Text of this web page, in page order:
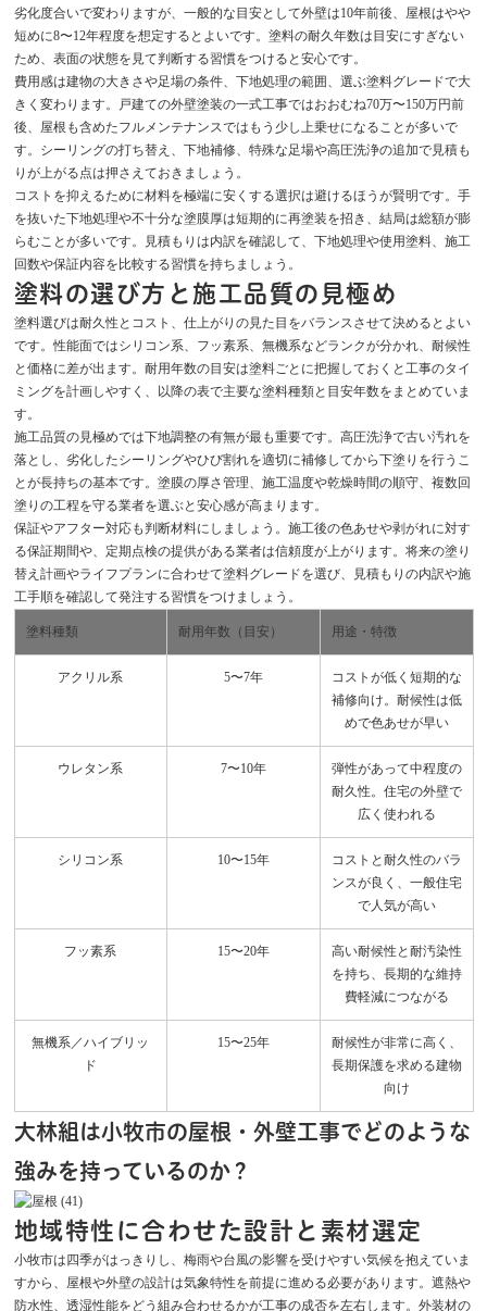
劣化度合いで変わりますが、一般的な目安として外壁は10年前後、屋根はやや
短めに8〜12年程度を想定するとよいです。塗料の耐久年数は目安にすぎない
ため、表面の状態を見て判断する習慣をつけると安心です。
費用感は建物の大きさや足場の条件、下地処理の範囲、選ぶ塗料グレードで大
きく変わります。戸建ての外壁塗装の一式工事ではおおむね70万〜150万円前
後、屋根も含めたフルメンテナンスではもう少し上乗せになることが多いで
す。シーリングの打ち替え、下地補修、特殊な足場や高圧洗浄の追加で見積も
りが上がる点は押さえておきましょう。
コストを抑えるために材料を極端に安くする選択は避けるほうが賢明です。手
を抜いた下地処理や不十分な塗膜厚は短期的に再塗装を招き、結局は総額が膨
らむことが多いです。見積もりは内訳を確認して、下地処理や使用塗料、施工
回数や保証内容を比較する習慣を持ちましょう。
塗料の選び方と施工品質の見極め
塗料選びは耐久性とコスト、仕上がりの見た目をバランスさせて決めるとよい
です。性能面ではシリコン系、フッ素系、無機系などランクが分かれ、耐候性
と価格に差が出ます。耐用年数の目安は塗料ごとに把握しておくと工事のタイ
ミングを計画しやすく、以降の表で主要な塗料種類と目安年数をまとめていま
す。
施工品質の見極めでは下地調整の有無が最も重要です。高圧洗浄で古い汚れを
落とし、劣化したシーリングやひび割れを適切に補修してから下塗りを行うこ
とが長持ちの基本です。塗膜の厚さ管理、施工温度や乾燥時間の順守、複数回
塗りの工程を守る業者を選ぶと安心感が高まります。
保証やアフター対応も判断材料にしましょう。施工後の色あせや剥がれに対す
る保証期間や、定期点検の提供がある業者は信頼度が上がります。将来の塗り
替え計画やライフプランに合わせて塗料グレードを選び、見積もりの内訳や施
工手順を確認して発注する習慣をつけましょう。
塗料種類 耐用年数（目安） 用途・特徴
アクリル系 5〜7年
コストが低く短期的な
補修向け。耐候性は低
めで色あせが早い
ウレタン系 7〜10年
弾性があって中程度の
耐久性。住宅の外壁で
広く使われる
シリコン系 10〜15年
コストと耐久性のバラ
ンスが良く、一般住宅
で人気が高い
フッ素系 15〜20年
高い耐候性と耐汚染性
を持ち、長期的な維持
費軽減につながる
無機系／ハイブリッ
ド
15〜25年
耐候性が非常に高く、
長期保護を求める建物
向け
大林組は小牧市の屋根・外壁工事でどのような
強みを持っているのか？
地域特性に合わせた設計と素材選定
小牧市は四季がはっきりし、梅雨や台風の影響を受けやすい気候を抱えていま
すから、屋根や外壁の設計は気象特性を前提に進める必要があります。遮熱や
防水性、透湿性能をどう組み合わせるかが工事の成否を左右します。外装材の